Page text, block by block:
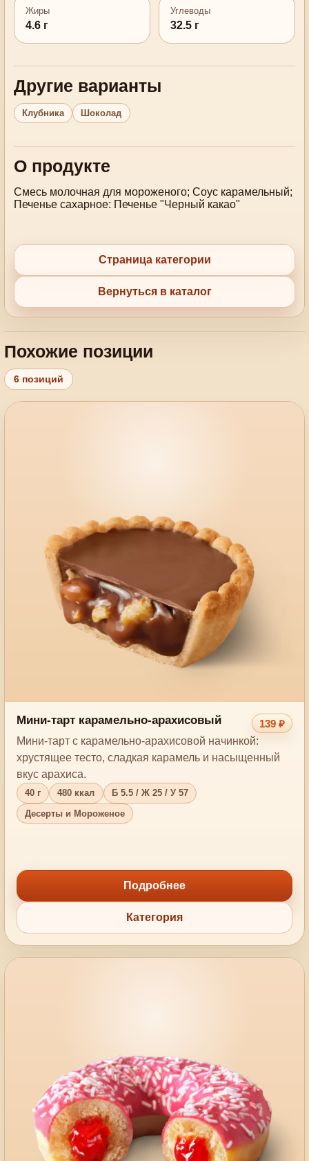
Жиры
4.6 г
Углеводы
32.5 г
Другие варианты
Клубника Шоколад
О продукте
Смесь молочная для мороженого; Соус карамельный;
Печенье сахарное: Печенье "Черный какао"
Страница категории
Вернуться в каталог
Похожие позиции
6 позиций
Мини-тарт карамельно-арахисовый
139 ₽
Мини-тарт с карамельно-арахисовой начинкой:
хрустящее тесто, сладкая карамель и насыщенный
вкус арахиса.
40 г 480 ккал
Б 5.5 / Ж 25 / У 57
Десерты и Мороженое
Подробнее
Категория